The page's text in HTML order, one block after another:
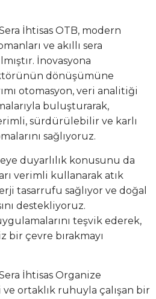
İhtisas OTB, modern
ve akıllı sera
İnovasyona
dönüşümüne
otomasyon, veri analitiği
buluşturarak,
sürdürülebilir ve karlı
sağlıyoruz.
duyarlılık konusunu da
verimli kullanarak atık
tasarrufu sağlıyor ve doğal
destekliyoruz.
teşvik ederek,
bir çevre bırakmayı
İhtisas Organize
ortaklık ruhuyla çalışan bir